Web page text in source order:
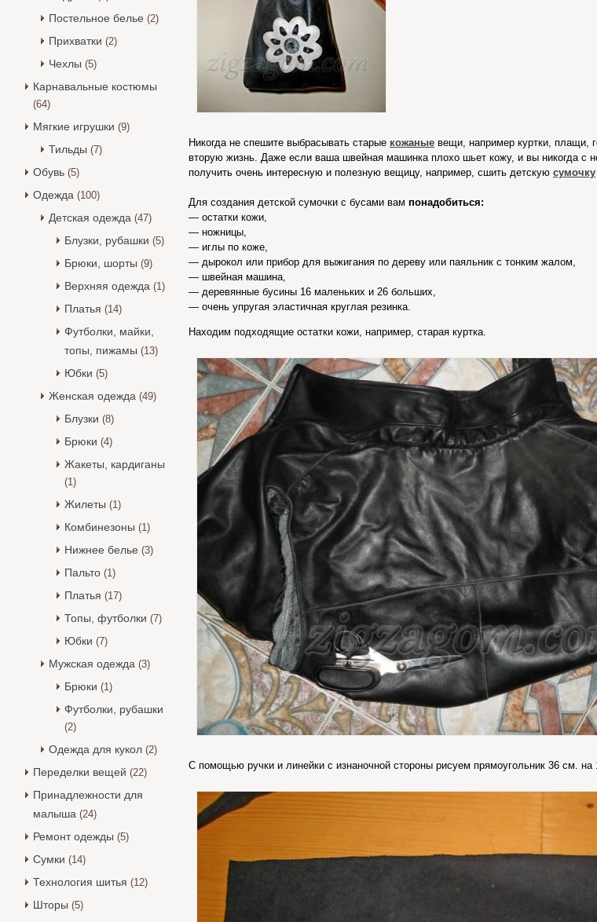
Постельное белье (2)
Прихватки (2)
Чехлы (5)
Карнавальные костюмы
(64)
Мягкие игрушки (9)
Тильды (7)
Обувь (5)
Одежда (100)
Детская одежда (47)
Блузки, рубашки (5)
Брюки, шорты (9)
Верхняя одежда (1)
Платья (14)
Футболки, майки,
топы, пижамы (13)
Юбки (5)
Женская одежда (49)
Блузки (8)
Брюки (4)
Жакеты, кардиганы
(1)
Жилеты (1)
Комбинезоны (1)
Нижнее белье (3)
Пальто (1)
Платья (17)
Топы, футболки (7)
Юбки (7)
Мужская одежда (3)
Брюки (1)
Футболки, рубашки
(2)
Одежда для кукол (2)
Переделки вещей (22)
Принадлежности для
малыша (24)
Ремонт одежды (5)
Сумки (14)
Технология шитья (12)
Шторы (5)
Никогда не спешите выбрасывать старые кожаные вещи, например куртки, плащи,
вторую жизнь. Даже если ваша швейная машинка плохо шьет кожу, и вы никогда с
получить очень интересную и полезную вещицу, например, сшить детскую сумочку
Для создания детской сумочки с бусами вам понадобиться:
— остатки кожи,
— ножницы,
— иглы по коже,
— дырокол или прибор для выжигания по дереву или паяльник с тонким жалом,
— швейная машина,
— деревянные бусины 16 маленьких и 26 больших,
— очень упругая эластичная круглая резинка.
Находим подходящие остатки кожи, например, старая куртка.
С помощью ручки и линейки с изнаночной стороны рисуем прямоугольник 36 см. на